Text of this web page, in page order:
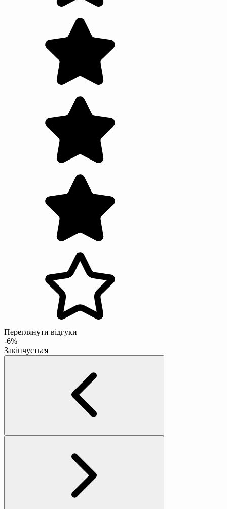
Переглянути відгуки
-6%
Закінчується